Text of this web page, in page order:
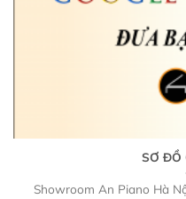
SƠ ĐỒ
Showroom An Piano Hà